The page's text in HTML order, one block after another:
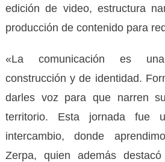
edición de video, estructura
producción de contenido para
«La comunicación es
construcción y de identidad.
darles voz para que narren
territorio. Esta jornada fue
intercambio, donde
Zerpa, quien además